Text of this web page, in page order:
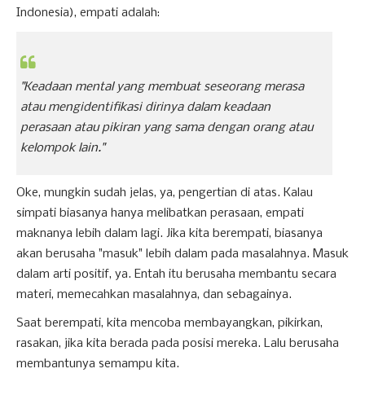
Indonesia), empati adalah:
"Keadaan mental yang membuat seseorang merasa
atau mengidentifikasi dirinya dalam keadaan
perasaan atau pikiran yang sama dengan orang atau
kelompok lain."
Oke, mungkin sudah jelas, ya, pengertian di atas. Kalau
simpati biasanya hanya melibatkan perasaan, empati
maknanya lebih dalam lagi. Jika kita berempati, biasanya
akan berusaha "masuk" lebih dalam pada masalahnya. Masuk
dalam arti positif, ya. Entah itu berusaha membantu secara
materi, memecahkan masalahnya, dan sebagainya.
Saat berempati, kita mencoba membayangkan, pikirkan,
rasakan, jika kita berada pada posisi mereka. Lalu berusaha
membantunya semampu kita.